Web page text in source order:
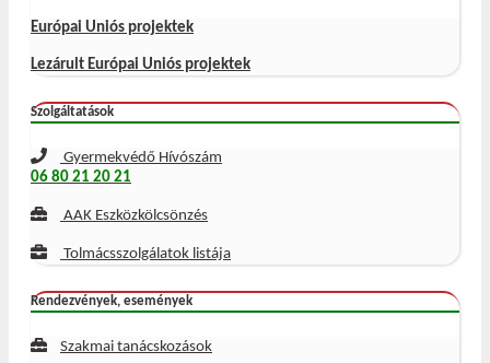
Európai Uniós projektek
Lezárult Európai Uniós projektek
Szolgáltatások
Gyermekvédő Hívószám
06 80 21 20 21
AAK Eszközkölcsönzés
Tolmácsszolgálatok listája
Rendezvények, események
Szakmai tanácskozások